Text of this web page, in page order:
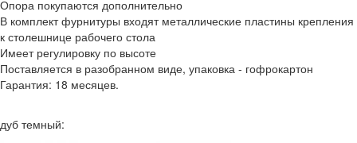
Опора покупаются дополнительно
В комплект фурнитуры входят металлические пластины крепления
к столешнице рабочего стола
Имеет регулировку по высоте
Поставляется в разобранном виде, упаковка - гофрокартон
Гарантия: 18 месяцев.
дуб темный: